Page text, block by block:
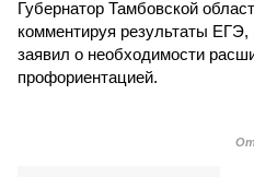
Губернатор Тамбовской
комментируя результаты
заявил о необходимости
профориентацией.